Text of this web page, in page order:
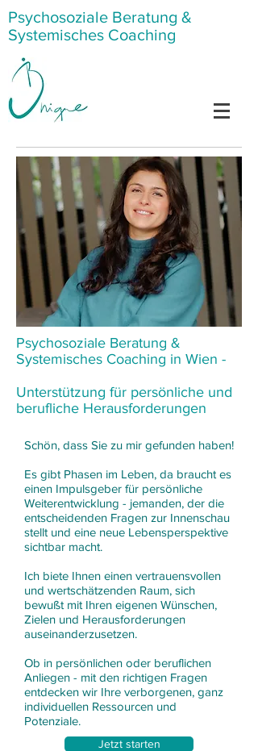
Psychosoziale Beratung &
Systemisches Coaching
Psychosoziale Beratung &
Systemisches Coaching in Wien -
Unterstützung für persönliche und
berufliche Herausforderungen
Schön, dass Sie zu mir gefunden haben!
Es gibt Phasen im Leben, da braucht es
einen Impulsgeber für persönliche
Weiterentwicklung - jemanden, der die
entscheidenden Fragen zur Innenschau
stellt und eine neue Lebensperspektive
sichtbar macht.
Ich biete Ihnen einen vertrauensvollen
und wertschätzenden Raum, sich
bewußt mit Ihren eigenen Wünschen,
Zielen und Herausforderungen
auseinanderzusetzen.
Ob in persönlichen oder beruflichen
Anliegen - mit den richtigen Fragen
entdecken wir Ihre verborgenen, ganz
individuellen Ressourcen und
Potenziale.
Jetzt starten